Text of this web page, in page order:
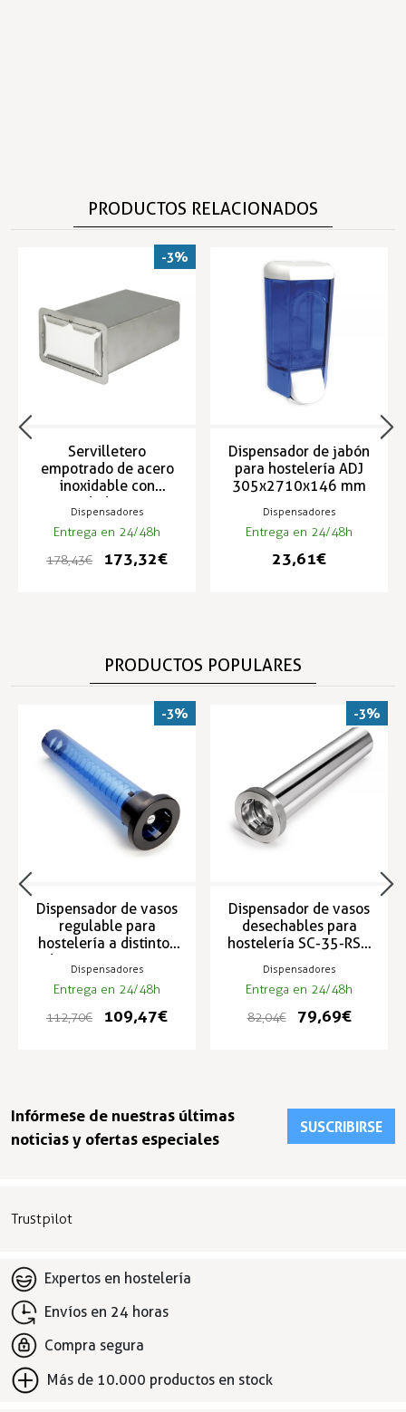
PRODUCTOS RELACIONADOS
Servilletero
empotrado de acero
inoxidable con
DS-1710
Dispensadores
Entrega en 24/48h
178,43 €
173,32 €
-3%
Dispensador de jabón
para hostelería ADJ
305x2710x146 mm
Dispensadores
Entrega en 24/48h
23,61 €
PRODUCTOS POPULARES
Dispensador de vasos
regulable para
hostelería a distintos
diámetros C5250C
Dispensadores
Entrega en 24/48h
112,70 €
109,47 €
-3%
Dispensador de vasos
desechables para
hostelería SC-35-RS /
Dispensadores
Entrega en 24/48h
82,04 €
79,69 €
-3%
Infórmese de nuestras últimas
noticias y ofertas especiales
SUSCRIBIRSE
Trustpilot
Expertos en hostelería
Envíos en 24 horas
Compra segura
Más de 10.000 productos en stock